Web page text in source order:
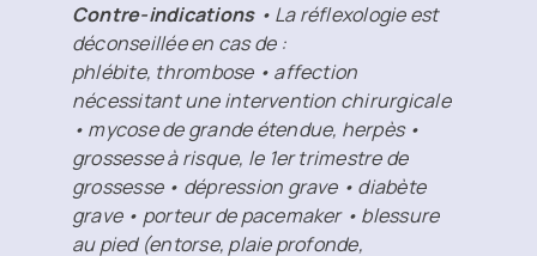
Contre-indications• La réflexologie est
déconseillée en cas de :
phlébite, thrombose • affection
nécessitant une intervention chirurgicale
• mycose de grande étendue, herpès •
grossesse à risque, le 1er trimestre de
grossesse • dépression grave • diabète
grave • porteur de pacemaker • blessure
au pied (entorse, plaie profonde,